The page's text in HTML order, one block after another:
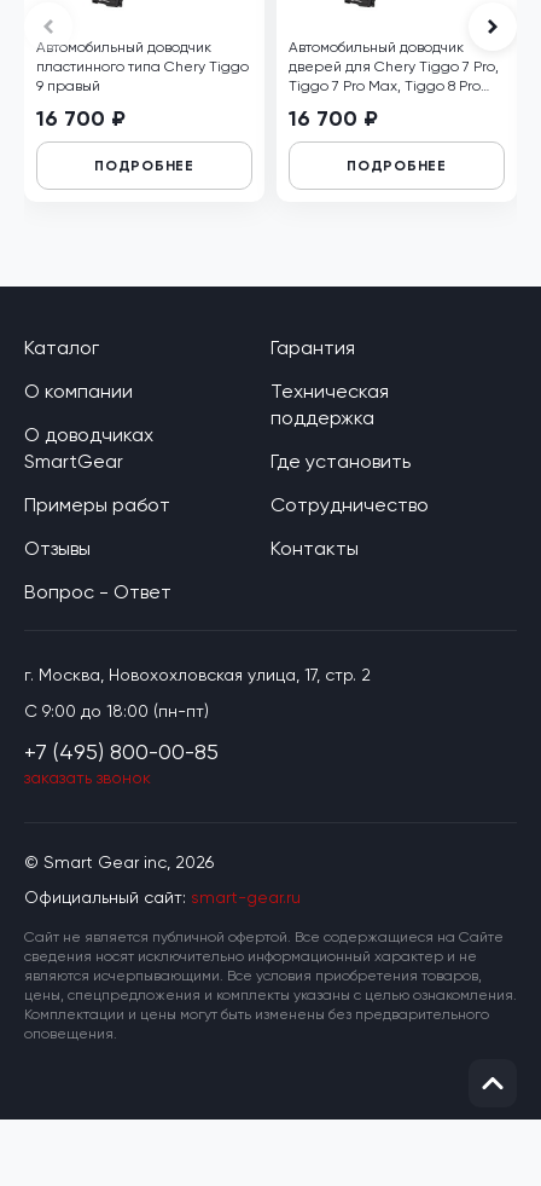
Автомобильный доводчик
пластинного типа Chery Tiggo
9 правый
16 700 ₽
ПОДРОБНЕЕ
Автомобильный доводчик
дверей для Chery Tiggo 7 Pro,
Tiggo 7 Pro Max, Tiggo 8 Pro
16 700 ₽
ПОДРОБНЕЕ
© Smart Gear inc, 2026
Официальный сайт: smart-gear.ru
Cайт не является публичной офертой. Все содержащиеся на Сайте
сведения носят исключительно информационный характер и не
являются исчерпывающими. Все условия приобретения товаров,
цены, спецпредложения и комплекты указаны с целью ознакомления.
Комплектации и цены могут быть изменены без предварительного
оповещения.
Каталог
О компании
О доводчиках
SmartGear
Примеры работ
Отзывы
Вопрос - Ответ
Гарантия
Техническая
поддержка
Где установить
Сотрудничество
Контакты
г. Москва, Новохохловская улица, 17, стр. 2
C 9:00 до 18:00 (пн-пт)
+7 (495) 800-00-85
заказать звонок